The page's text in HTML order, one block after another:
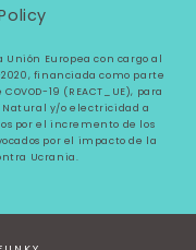
Unión Europea con cargo al
2020, financiada como parte
19 (REACT_UE), para
Natural y/o electricidad a
por el incremento de los
por el impacto de la
Ucrania.